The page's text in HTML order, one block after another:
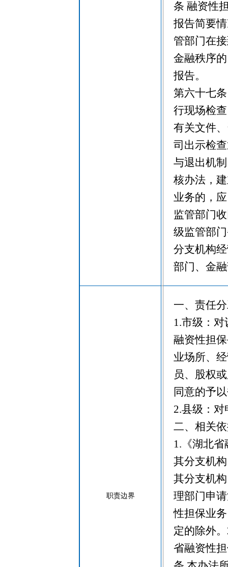
条 融资性
报告简要
管部门在
金融秩序
报告。
第六十七
行现场检
有关文件
司出示检
与退出机
核办法，
业务的，
监管部门
级监管部
分支机构
部门、金
职责边界
一、责任
1.市级：
融资性担
业场所、
员、股权
同意的予
2.县级：
二、相关
1.《湖北
其分支机
其分支机
理部门申
性担保业
定的除外
省融资性